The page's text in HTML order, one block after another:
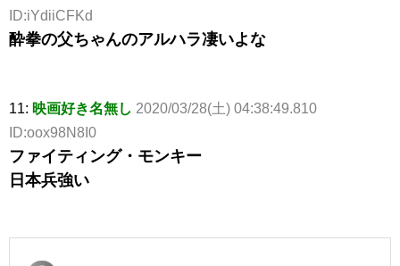
ID:iYdiiCFKd
酔拳の父ちゃんのアルハラ凄いよな
11: 映画好き名無し 2020/03/28(土) 04:38:49.810
ID:oox98N8I0
ファイティング・モンキー
日本兵強い